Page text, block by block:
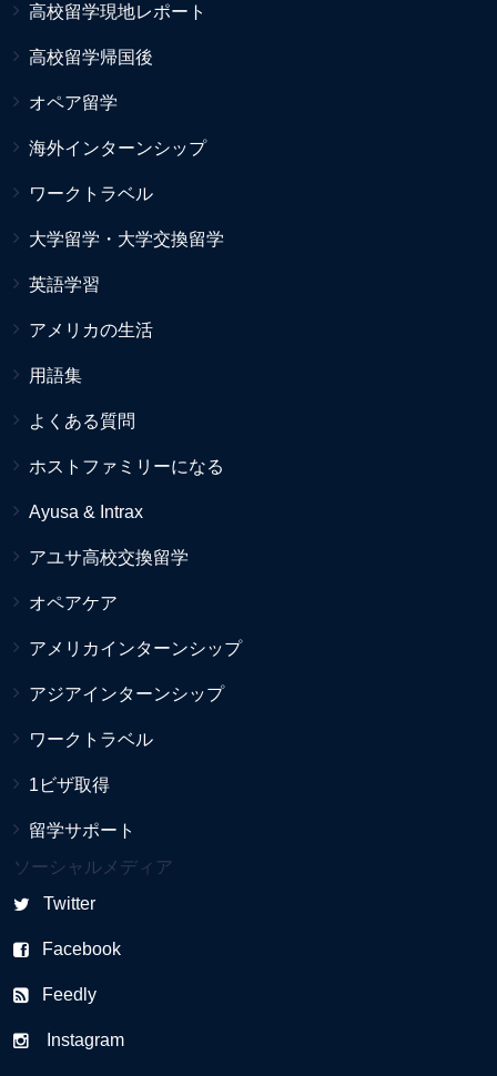
高校留学現地レポート
高校留学帰国後
オペア留学
海外インターンシップ
ワークトラベル
大学留学・大学交換留学
英語学習
アメリカの生活
用語集
よくある質問
ホストファミリーになる
Ayusa & Intrax
アユサ高校交換留学
オペアケア
アメリカインターンシップ
アジアインターンシップ
ワークトラベル
1ビザ取得
留学サポート
ソーシャルメディア
Twitter
Facebook
Feedly
Instagram